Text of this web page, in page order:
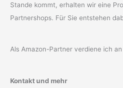
Stande kommt, erhalten wir eine
Partnershops. Für Sie entstehen
Als Amazon-Partner verdiene ich
Kontakt und mehr